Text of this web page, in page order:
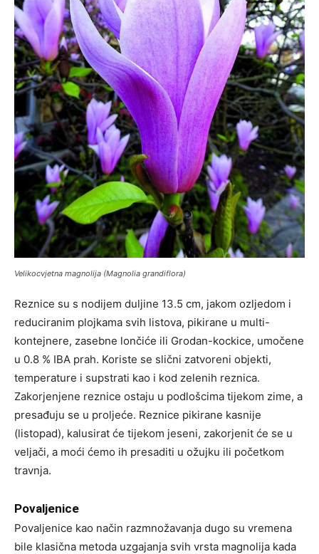
Velikocvjetna magnolija (Magnolia grandiflora)
Reznice su s nodijem duljine 13.5 cm, jakom ozljedom i
reduciranim plojkama svih listova, pikirane u multi-
kontejnere, zasebne lončiće ili Grodan-kockice, umočene
u 0.8 % IBA prah. Koriste se slični zatvoreni objekti,
temperature i supstrati kao i kod zelenih reznica.
Zakorjenjene reznice ostaju u podlošcima tijekom zime, a
presađuju se u proljeće. Reznice pikirane kasnije
(listopad), kalusirat će tijekom jeseni, zakorjenit će se u
veljači, a moći ćemo ih presaditi u ožujku ili početkom
travnja.
Povaljenice
Povaljenice kao način razmnožavanja dugo su vremena
bile klasična metoda uzgajanja svih vrsta magnolija kada